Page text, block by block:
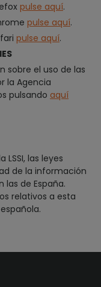
pulse aquí.
pulse aquí.
pulse aquí.
sobre el uso de las
la Agencia
pulsando aquí
las leyes
de la información
las de España.
relativos a esta